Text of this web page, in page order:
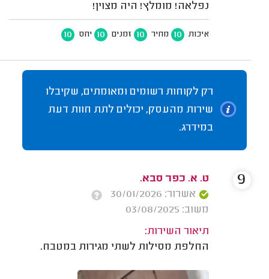
נפלאה! מומלץ! היה מצוין!
איכות 10 מחיר 10 זמנים 10 יחס 10
רק לקוחות רשומים ומאומתים, שקיבלו
שירות מהעסק, יכולים לתת חוות דעת
במידרג.
ט. א. כפר סבא.
אשרור: 30/01/2026
משוב: 03/08/2025
תיאור השירות:
החלפת מסילות לשתי מגירות במטבח.
9